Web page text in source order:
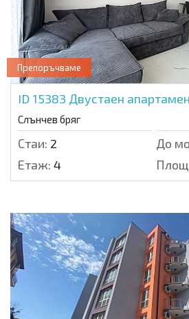
Препоръчваме
ID 15383 Двустаен
Слънчев бряг
Стаи: 2 До
Етаж: 4